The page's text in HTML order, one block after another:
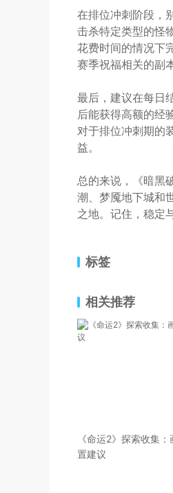
在排位冲刺阶段，
击杀特定类型的怪
花费时间的情况下
赛季祝福相关的副
最后，建议在每日
后能获得高额的经
对于排位冲刺期的
益。
总的来说，《暗黑
潮、梦魇地下城和
之地。记住，稳定
标签
相关推荐
《命运2》探索收集
置建议